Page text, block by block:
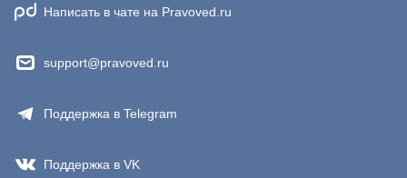
Написать в чате на Pravoved.ru
support@pravoved.ru
Поддержка в Telegram
Поддержка в VK